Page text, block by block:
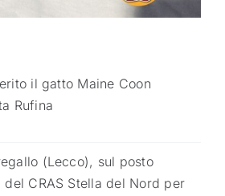
il gatto Maine Coon
Rufina
(Lecco), sul posto
CRAS Stella del Nord per